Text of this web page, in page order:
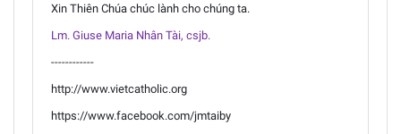
Xin Thiên Chúa chúc lành cho chúng ta.
Lm. Giuse Maria Nhân Tài, csjb.
------------
http://www.vietcatholic.org
https://www.facebook.com/jmtaiby